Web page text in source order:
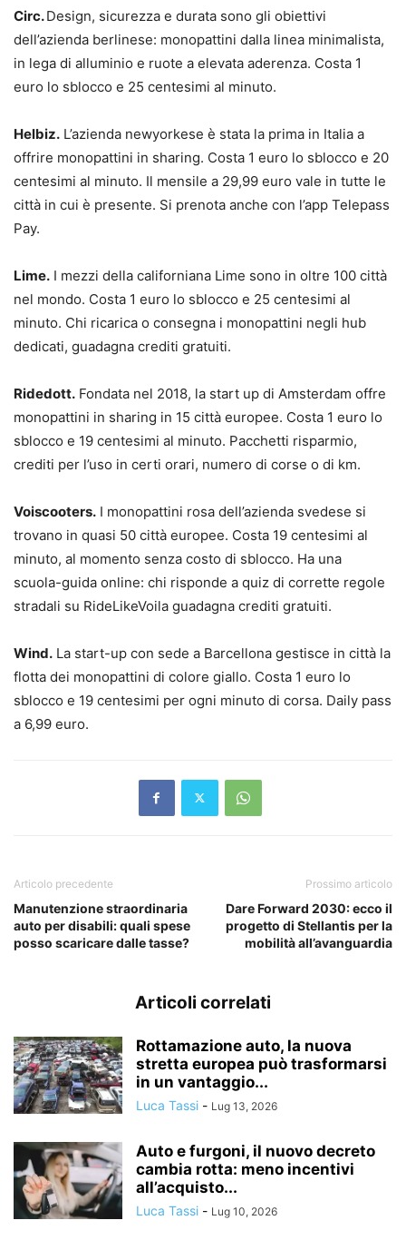
Circ.Design, sicurezza e durata sono gli obiettivi
dell’azienda berlinese: monopattini dalla linea minimalista,
in lega di alluminio e ruote a elevata aderenza. Costa 1
euro lo sblocco e 25 centesimi al minuto.
Helbiz. L’azienda newyorkese è stata la prima in Italia a
offrire monopattini in sharing. Costa 1 euro lo sblocco e 20
centesimi al minuto. Il mensile a 29,99 euro vale in tutte le
città in cui è presente. Si prenota anche con l’app Telepass
Pay.
Lime. I mezzi della californiana Lime sono in oltre 100 città
nel mondo. Costa 1 euro lo sblocco e 25 centesimi al
minuto. Chi ricarica o consegna i monopattini negli hub
dedicati, guadagna crediti gratuiti.
Ridedott. Fondata nel 2018, la start up di Amsterdam offre
monopattini in sharing in 15 città europee. Costa 1 euro lo
sblocco e 19 centesimi al minuto. Pacchetti risparmio,
crediti per l’uso in certi orari, numero di corse o di km.
Voiscooters. I monopattini rosa dell’azienda svedese si
trovano in quasi 50 città europee. Costa 19 centesimi al
minuto, al momento senza costo di sblocco. Ha una
scuola-guida online: chi risponde a quiz di corrette regole
stradali su RideLikeVoila guadagna crediti gratuiti.
Wind. La start-up con sede a Barcellona gestisce in città la
flotta dei monopattini di colore giallo. Costa 1 euro lo
sblocco e 19 centesimi per ogni minuto di corsa. Daily pass
a 6,99 euro.
Articolo precedente
Manutenzione straordinaria
auto per disabili: quali spese
posso scaricare dalle tasse?
Prossimo articolo
Dare Forward 2030: ecco il
progetto di Stellantis per la
mobilità all’avanguardia
Articoli correlati
Rottamazione auto, la nuova
stretta europea può trasformarsi
in un vantaggio...
Luca Tassi - Lug 13, 2026
Auto e furgoni, il nuovo decreto
cambia rotta: meno incentivi
all’acquisto...
Luca Tassi - Lug 10, 2026